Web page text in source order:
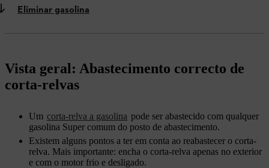
Eliminar gasolina
Vista geral: Abastecimento correcto de
corta-relvas
Um corta-relva a gasolina pode ser abastecido com qualquer
gasolina Super comum do posto de abastecimento.
Existem alguns pontos a ter em conta ao reabastecer o corta-
relva. Mais importante: encha o corta-relva apenas no exterior
e com o motor frio e desligado.